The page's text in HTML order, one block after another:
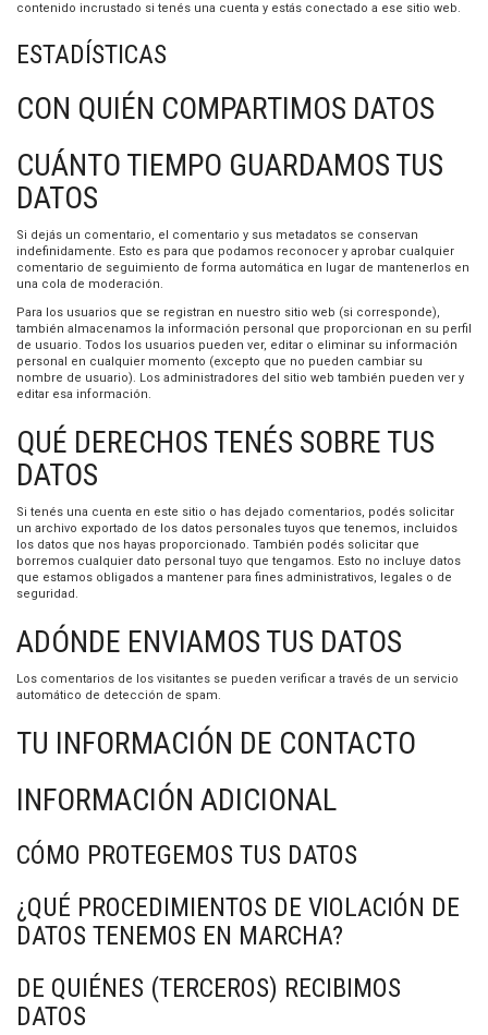
contenido incrustado si tenés una cuenta y estás conectado a ese sitio web.
ESTADÍSTICAS
CON QUIÉN COMPARTIMOS DATOS
CUÁNTO TIEMPO GUARDAMOS TUS
DATOS
Si dejás un comentario, el comentario y sus metadatos se conservan
indefinidamente. Esto es para que podamos reconocer y aprobar cualquier
comentario de seguimiento de forma automática en lugar de mantenerlos en
una cola de moderación.
Para los usuarios que se registran en nuestro sitio web (si corresponde),
también almacenamos la información personal que proporcionan en su perfil
de usuario. Todos los usuarios pueden ver, editar o eliminar su información
personal en cualquier momento (excepto que no pueden cambiar su
nombre de usuario). Los administradores del sitio web también pueden ver y
editar esa información.
QUÉ DERECHOS TENÉS SOBRE TUS
DATOS
Si tenés una cuenta en este sitio o has dejado comentarios, podés solicitar
un archivo exportado de los datos personales tuyos que tenemos, incluidos
los datos que nos hayas proporcionado. También podés solicitar que
borremos cualquier dato personal tuyo que tengamos. Esto no incluye datos
que estamos obligados a mantener para fines administrativos, legales o de
seguridad.
ADÓNDE ENVIAMOS TUS DATOS
Los comentarios de los visitantes se pueden verificar a través de un servicio
automático de detección de spam.
TU INFORMACIÓN DE CONTACTO
INFORMACIÓN ADICIONAL
CÓMO PROTEGEMOS TUS DATOS
¿QUÉ PROCEDIMIENTOS DE VIOLACIÓN DE
DATOS TENEMOS EN MARCHA?
DE QUIÉNES (TERCEROS) RECIBIMOS
DATOS